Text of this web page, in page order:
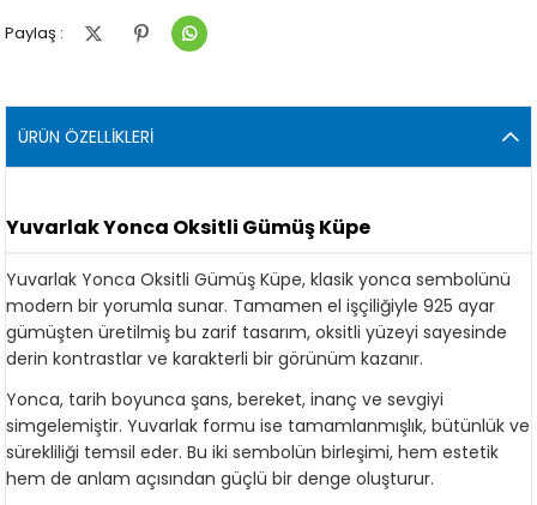
Paylaş :
ÜRÜN ÖZELLIKLERI
Yuvarlak Yonca Oksitli Gümüş Küpe
Yuvarlak Yonca Oksitli Gümüş Küpe, klasik yonca sembolünü
modern bir yorumla sunar. Tamamen el işçiliğiyle 925 ayar
gümüşten üretilmiş bu zarif tasarım, oksitli yüzeyi sayesinde
derin kontrastlar ve karakterli bir görünüm kazanır.
Yonca, tarih boyunca şans, bereket, inanç ve sevgiyi
simgelemiştir. Yuvarlak formu ise tamamlanmışlık, bütünlük ve
sürekliliği temsil eder. Bu iki sembolün birleşimi, hem estetik
hem de anlam açısından güçlü bir denge oluşturur.